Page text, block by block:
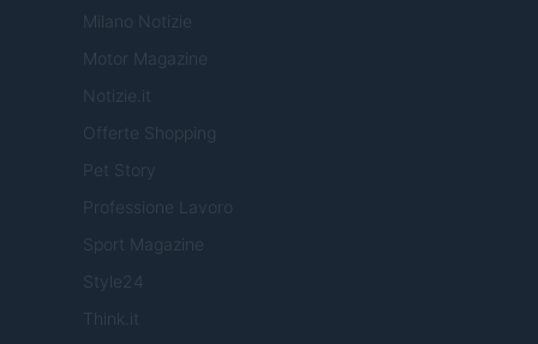
Milano Notizie
Motor Magazine
Notizie.it
Offerte Shopping
Pet Story
Professione Lavoro
Sport Magazine
Style24
Think.it